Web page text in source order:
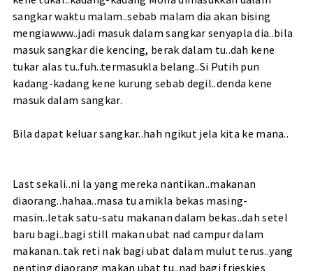
sangkar waktu malam..sebab malam dia akan bising
mengiawww..jadi masuk dalam sangkar senyapla dia..bila
masuk sangkar die kencing, berak dalam tu..dah kene
tukar alas tu..fuh..termasukla belang..Si Putih pun
kadang-kadang kene kurung sebab degil..denda kene
masuk dalam sangkar.
Bila dapat keluar sangkar..hah ngikut jela kita ke mana..
Last sekali..ni la yang mereka nantikan..makanan
diaorang..hahaa..masa tu amikla bekas masing-
masin..letak satu-satu makanan dalam bekas..dah setel
baru bagi..bagi still makan ubat nad campur dalam
makanan..tak reti nak bagi ubat dalam mulut terus..yang
penting diaorang makan ubat tu..nad bagi frieskies